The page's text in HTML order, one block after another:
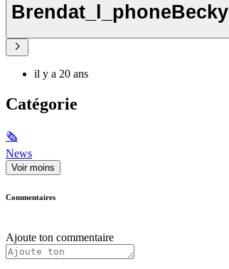
Brendat_l_phoneBecky
il y a 20 ans
Catégorie
🗞
News
Voir moins
Commentaires
Ajoute ton commentaire